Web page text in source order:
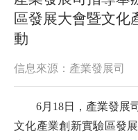
區發展大會暨文化
動
信息來源：產業發展司
6月18日，產業發展司
文化產業創新實驗區發